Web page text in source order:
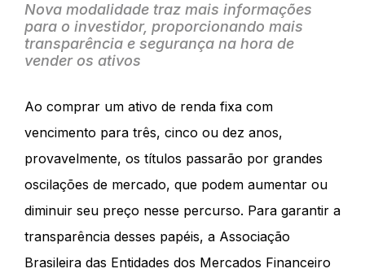
Nova modalidade traz mais informações
para o investidor, proporcionando mais
transparência e segurança na hora de
vender os ativos
Ao comprar um ativo de renda fixa com
vencimento para três, cinco ou dez anos,
provavelmente, os títulos passarão por grandes
oscilações de mercado, que podem aumentar ou
diminuir seu preço nesse percurso. Para garantir a
transparência desses papéis, a Associação
Brasileira das Entidades dos Mercados Financeiro